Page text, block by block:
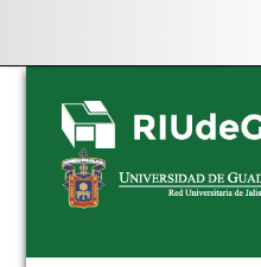
Skip
navigation